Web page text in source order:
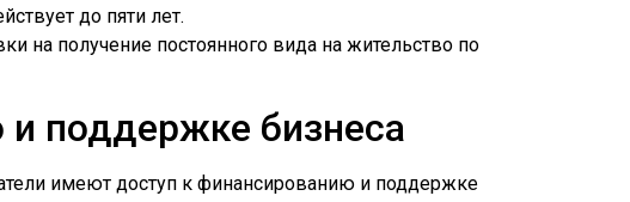
до пяти лет.
на получение постоянного вида на жительство по
поддержке бизнеса
имеют доступ к финансированию и поддержке